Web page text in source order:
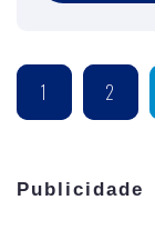
1 2
Publicidade